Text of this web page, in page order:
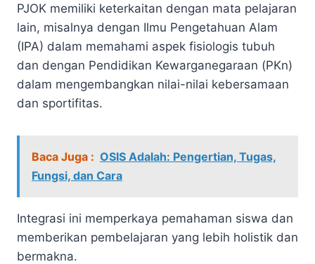
PJOK memiliki keterkaitan dengan mata pelajaran
lain, misalnya dengan Ilmu Pengetahuan Alam
(IPA) dalam memahami aspek fisiologis tubuh
dan dengan Pendidikan Kewarganegaraan (PKn)
dalam mengembangkan nilai-nilai kebersamaan
dan sportifitas.
Baca Juga : OSIS Adalah: Pengertian, Tugas,
Fungsi, dan Cara
Integrasi ini memperkaya pemahaman siswa dan
memberikan pembelajaran yang lebih holistik dan
bermakna.